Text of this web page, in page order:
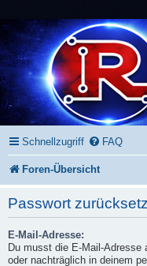
Schnellzugriff FAQ
Foren-Übersicht
Passwort
E-Mail-Adresse:
Du musst die E-Mail-Adresse
oder nachträglich in deinem